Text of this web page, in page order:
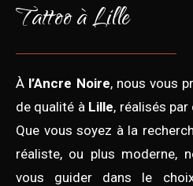
Tattoo à Lille
À l’Ancre Noire, nous vous
de qualité à Lille, réalisés
Que vous soyez à la
réaliste, ou plus moderne,
vous guider dans le